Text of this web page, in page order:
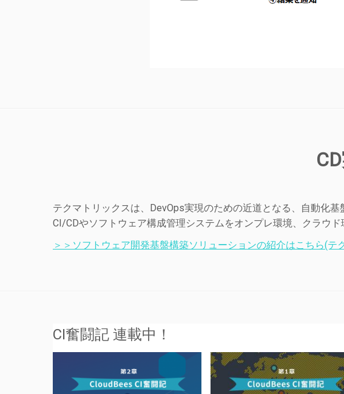
テクマトリックスは、DevOps実現のための近道となる、自動化
CI/CDやソフトウェア構成管理システムをオンプレ環境、クラウド
＞＞ソフトウェア開発基盤構築ソリューションの紹介はこちら(
CI奮闘記 連載中！